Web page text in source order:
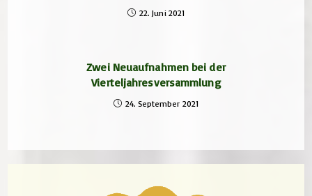
22. Juni 2021
Zwei Neuaufnahmen bei der
Vierteljahresversammlung
24. September 2021